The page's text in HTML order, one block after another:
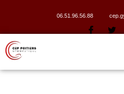
06.51.96.56.88